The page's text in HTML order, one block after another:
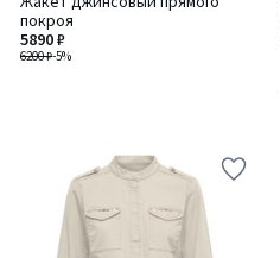
покроя
6200 ₽-5%
5890 ₽